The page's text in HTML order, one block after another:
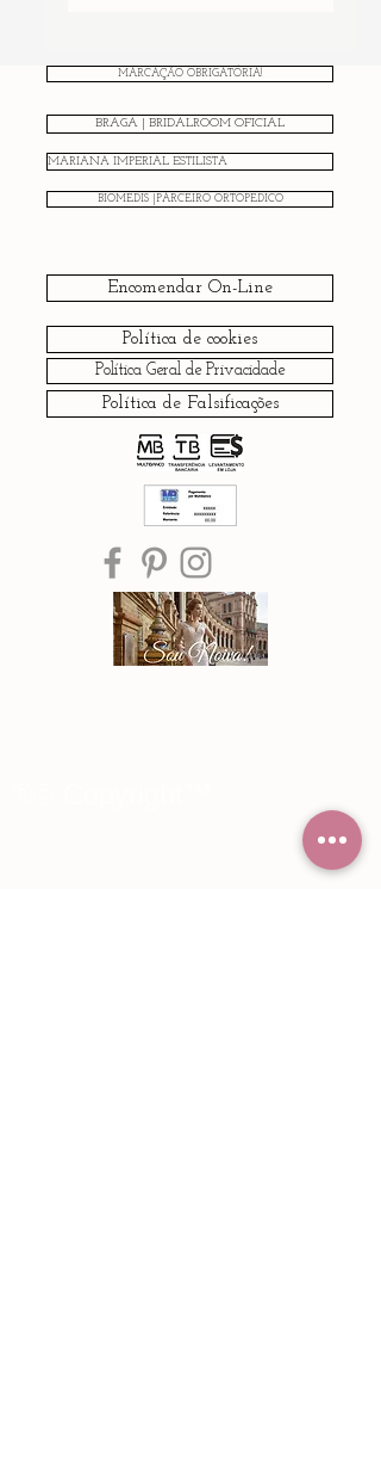
MARCAÇÃO OBRIGATÓRIA!
BRAGA | BRIDALROOM OFICIAL
MARIANA IMPERIAL ESTILISTA
BIOMEDIS |PARCEIRO ORTOPÉDICO
Encomendar On-Line
Política de cookies
Política Geral de Privacidade
Política de Falsificações